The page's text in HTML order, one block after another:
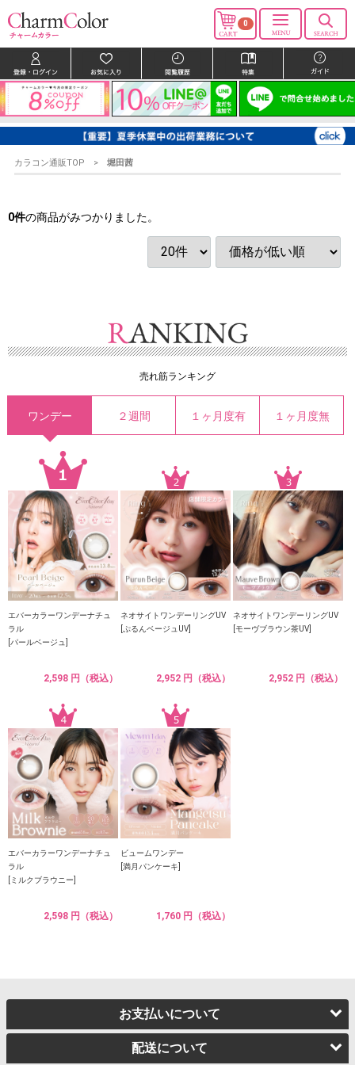
0
カラコン通販TOP 堀田茜
0件の商品がみつかりました。
売れ筋ランキング
ワンデー ２週間 １ヶ月度有 １ヶ月度無
エバーカラーワンデーナチュ
ラル
[パールベージュ]
2,598 円（税込）
ネオサイトワンデーリングUV
[ぷるんベージュUV]
2,952 円（税込）
ネオサイトワンデーリングUV
[モーヴブラウン茶UV]
2,952 円（税込）
エバーカラーワンデーナチュ
ラル
[ミルクブラウニー]
2,598 円（税込）
ビュームワンデー
[満月パンケーキ]
1,760 円（税込）
お支払いについて
配送について